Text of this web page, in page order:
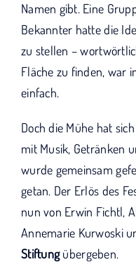
Namen gibt. Eine
Bekannter hatte die
zu stellen –
Fläche zu finden, war
einfach.
Doch die Mühe hat
mit Musik, Getränken
wurde gemeinsam
getan. Der Erlös des
nun von Erwin Fichtl,
Annemarie Kurwoski
Stiftungübergeben.